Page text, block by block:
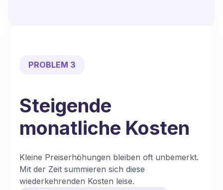
PROBLEM 3
Steigende
monatliche Kosten
Kleine Preiserhöhungen bleiben oft unbemerkt.
Mit der Zeit summieren sich diese
wiederkehrenden Kosten leise.